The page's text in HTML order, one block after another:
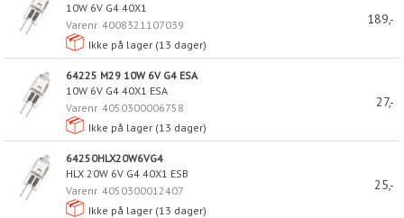
10W 6V G4 40X1
Varenr 4008321107039
Ikke på lager (13 dager)
189,-
64225 M29 10W 6V G4 ESA
10W 6V G4 40X1 ESA
Varenr 4050300006758
Ikke på lager (13 dager)
27,-
64250HLX20W6VG4
HLX 20W 6V G4 40X1 ESB
Varenr 4050300012407
Ikke på lager (13 dager)
25,-